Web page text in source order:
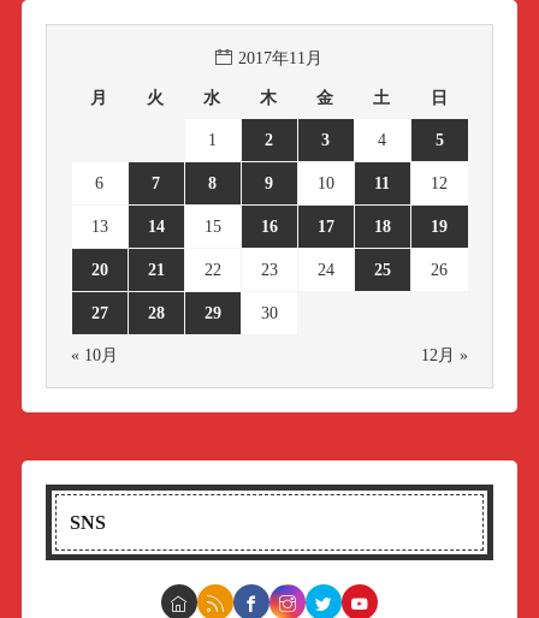
2017年11月
月 火 水 木 金 土 日
1 2 3 4 5
6 7 8 9 10 11 12
13 14 15 16 17 18 19
20 21 22 23 24 25 26
27 28 29 30
« 10月 12月 »
SNS